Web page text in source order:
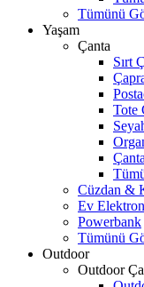
Tümünü
Yaşam
Çanta
Sırt
Tote
Cüzdan &
Ev
Powerbank
Tümünü
Outdoor
Outdoor